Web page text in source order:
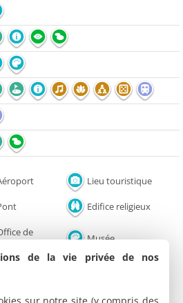
Lieu touristique
Edifice religieux
de
Musée
de la vie privée de nos